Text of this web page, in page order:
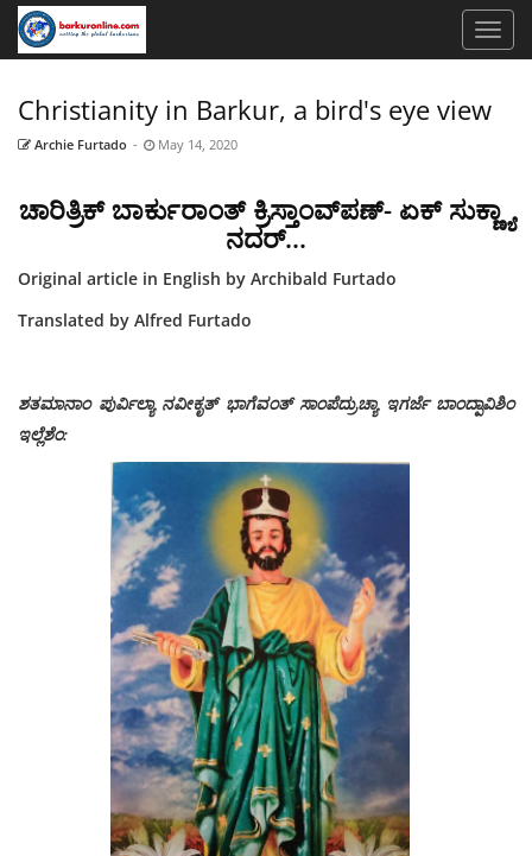
Christianity in Barkur, a bird's eye view
Archie Furtado - May 14, 2020
ಚಾರಿತ್ರಿಕ್ ಬಾರ್ಕುರಾಂತ್ ಕ್ರಿಸ್ತಾಂವ್‍ಪಣ್- ಏಕ್ ಸುಕ್ಣ್ಯಾ
ನದರ್...
Original article in English by Archibald Furtado
Translated by Alfred Furtado
ಶತಮಾನಾಂ ಪುರ್ವಿಲ್ಯಾ ನವೀಕೃತ್ ಭಾಗೆವಂತ್ ಸಾಂಪೆದ್ರುಚ್ಯಾ ಇಗರ್ಜೆ ಬಾಂದ್ಪಾವಿಶಿಂ
ಇಲ್ಲೆಶೆಂ: